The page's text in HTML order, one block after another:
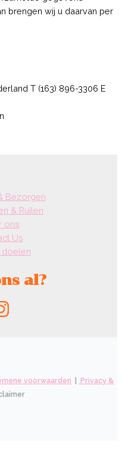
brengen wij u daarvan per
T (163) 896-3306 E
Bezorgen
& Ruilen
ons
Us
doelen
al?
voorwaarden
Privacy &